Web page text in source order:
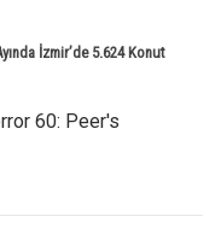
İzmir’de 5.624 Konut
60: Peer's